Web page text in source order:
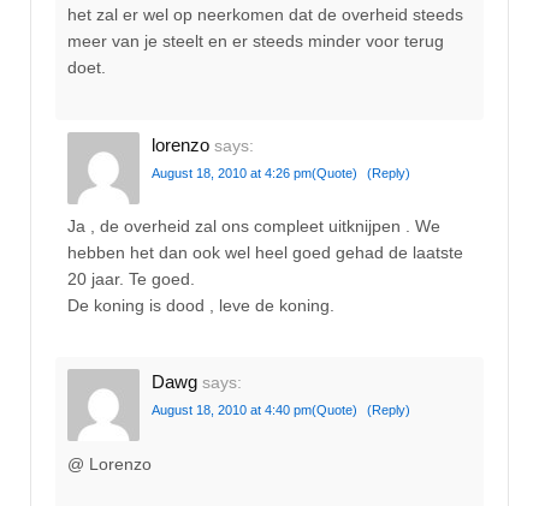
het zal er wel op neerkomen dat de overheid steeds
meer van je steelt en er steeds minder voor terug
doet.
lorenzo says:
August 18, 2010 at 4:26 pm(Quote) (Reply)
Ja , de overheid zal ons compleet uitknijpen . We
hebben het dan ook wel heel goed gehad de laatste
20 jaar. Te goed.
De koning is dood , leve de koning.
Dawg says:
August 18, 2010 at 4:40 pm(Quote) (Reply)
@ Lorenzo